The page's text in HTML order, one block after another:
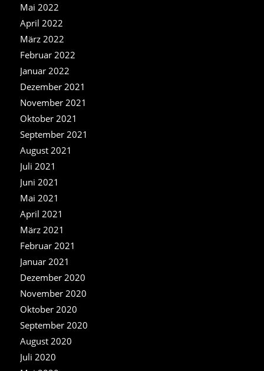
Mai 2022
April 2022
März 2022
Februar 2022
Januar 2022
Dezember 2021
November 2021
Oktober 2021
September 2021
August 2021
Juli 2021
Juni 2021
Mai 2021
April 2021
März 2021
Februar 2021
Januar 2021
Dezember 2020
November 2020
Oktober 2020
September 2020
August 2020
Juli 2020